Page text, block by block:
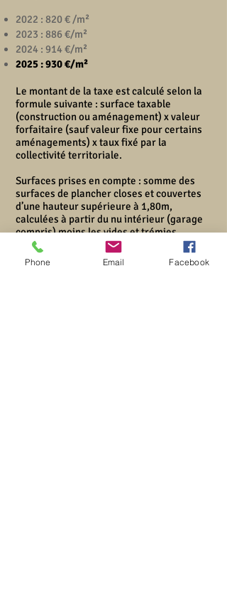
2022 : 820 € /m²
2023 : 886 €/m²
2024 : 914 €/m²
2025 : 930 €/m²
Le montant de la taxe est calculé selon la
formule suivante : surface taxable
(construction ou aménagement) x valeur
forfaitaire (sauf valeur fixe pour certains
aménagements) x taux fixé par la
collectivité territoriale.
Surfaces prises en compte : somme des
surfaces de plancher closes et couvertes
d’une hauteur supérieure à 1,80m,
calculées à partir du nu intérieur (garage
compris) moins les vides et trémies.
Les 100 premiers m2 bénéficient d’un
abattement de 50%
Les prêts aidés bénéficient d’une
Phone Email Facebook